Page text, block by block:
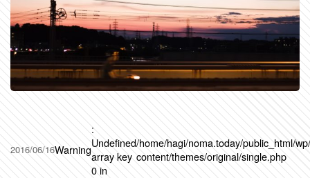
2016/06/16Warning
:
Undefined
array key
0 in
/home/hagi/noma.today/public_html/
content/themes/original/single.php